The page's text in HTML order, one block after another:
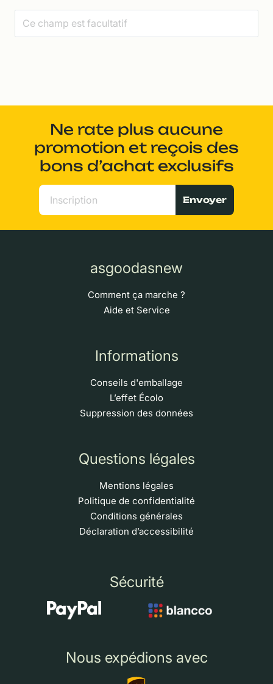
Ne rate plus aucune
promotion et reçois des
bons d’achat exclusifs
Envoyer
asgoodasnew
Comment ça marche ?
Aide et Service
Informations
Conseils d'emballage
L’effet Écolo
Suppression des données
Questions légales
Mentions légales
Politique de confidentialité
Conditions générales
Déclaration d’accessibilité
Sécurité
Nous expédions avec